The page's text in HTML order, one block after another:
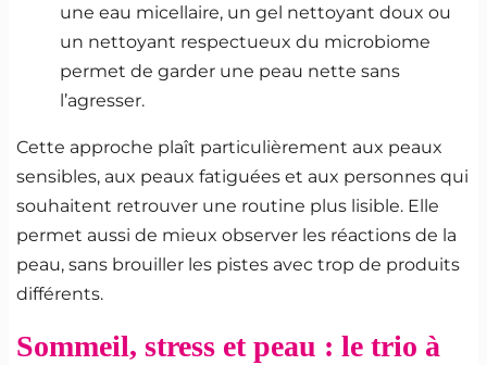
une eau micellaire, un gel nettoyant doux ou
un nettoyant respectueux du microbiome
permet de garder une peau nette sans
l’agresser.
Cette approche plaît particulièrement aux peaux
sensibles, aux peaux fatiguées et aux personnes qui
souhaitent retrouver une routine plus lisible. Elle
permet aussi de mieux observer les réactions de la
peau, sans brouiller les pistes avec trop de produits
différents.
Sommeil, stress et peau : le trio à